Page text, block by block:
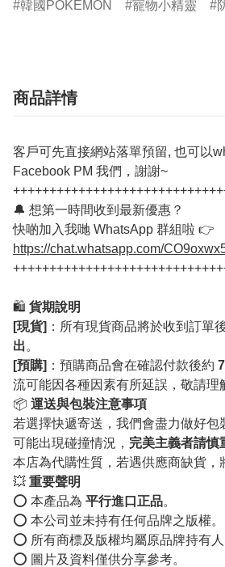
韓國POKEMON 寵物小精靈
商品詳情
客戶可先直接網站落單預留, 也可以
Facebook PM 我們，謝謝~
🔔 想第一時間收到最新優惠？
快啲加入我哋 WhatsApp 群組啦 👉
https://chat.whatsapp.com/
🛍️ 貨期說明
[現貨] ：所有現貨商品將於收到訂單
出。
[預購] ：預購商品會在確認付款後約
流可能因各種因素有所延誤，敬請理
📦 運送與包裝注意事項
若選擇快遞寄送，我們會盡力做好包
可能出現碰撞情況， 完美主義者請慎
本店為代購性質，若遇供應商缺貨，
💥 重要聲明
⭕️ 本產品為 平行進口正品。
⭕️ 本公司並未持有任何品牌之版權。
⭕️ 所有商標及版權均屬原品牌持有人
⭕️ 圖片及資料僅供分享參考。